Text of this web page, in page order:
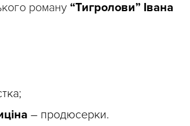
роману “Тигролови” Івана
– продюсерки.